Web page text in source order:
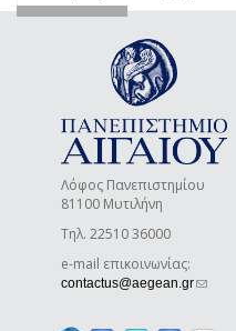
Λόφος Πανεπιστημίου
81100 Μυτιλήνη
Τηλ. 22510 36000
e-mail επικοινωνίας:
contactus@aegean.gr(link